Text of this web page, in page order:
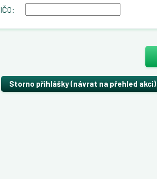
IČO:
Storno přihlášky (návrat na přehled akci)